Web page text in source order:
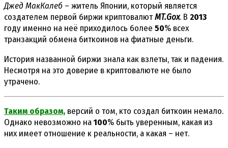
Джед МакКалеб – житель Японии, который является
создателем первой биржи криптовалютMT.Gox. В 2013
году именно на неё приходилось более 50% всех
транзакций обмена биткоинов на фиатные деньги.
История названной биржи знала как взлеты, так и падения.
Несмотря на это доверие в криптовалюте не было
утрачено.
Таким образом, версий о том, кто создал биткоин немало.
Однако невозможно на100% быть уверенным, какая из
них имеет отношение к реальности, а какая – нет.